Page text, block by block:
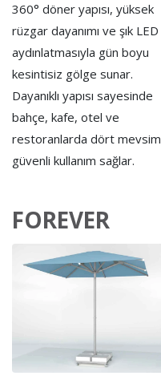
360° döner yapısı, yüksek
rüzgar dayanımı ve şık LED
aydınlatmasıyla gün boyu
kesintisiz gölge sunar.
Dayanıklı yapısı sayesinde
bahçe, kafe, otel ve
restoranlarda dört mevsim
güvenli kullanım sağlar.
FOREVER